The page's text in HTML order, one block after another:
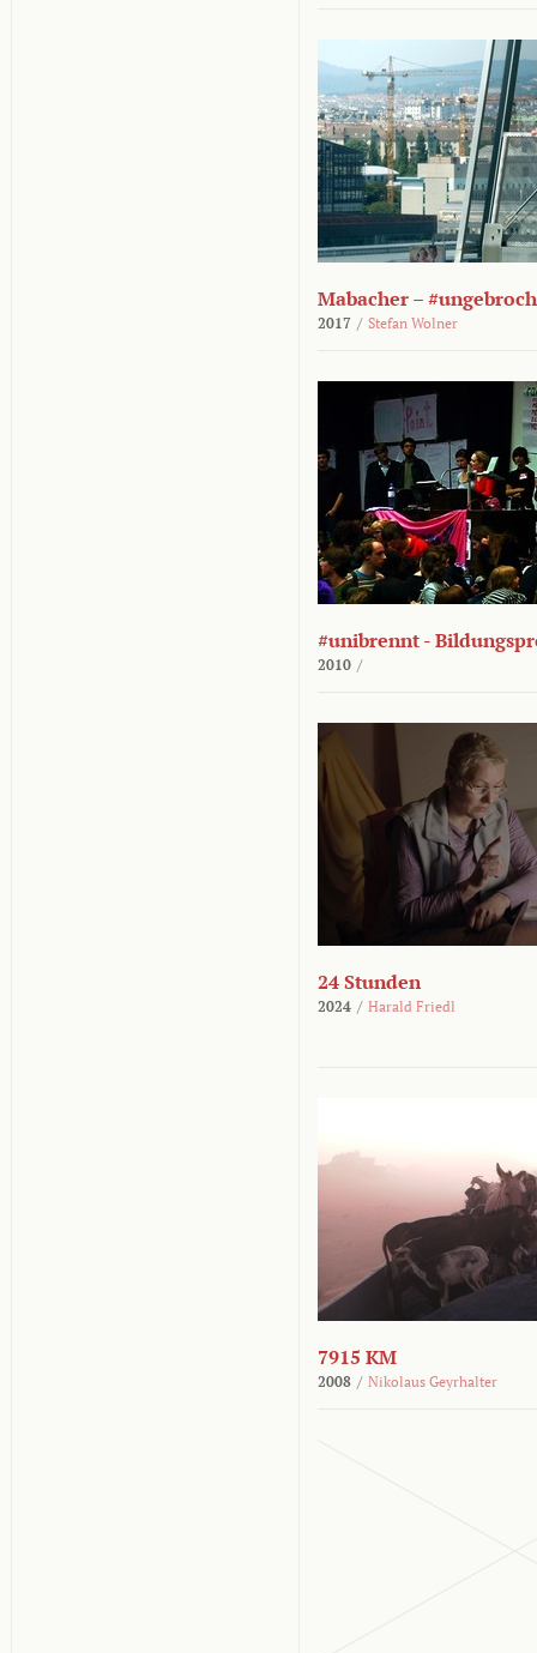
Mabacher –
2017 / Stefan Wolner
#unibrennt -
2010 /
24 Stunden
2024 / Harald Friedl
7915 KM
2008 / Nikolaus Geyrhalter